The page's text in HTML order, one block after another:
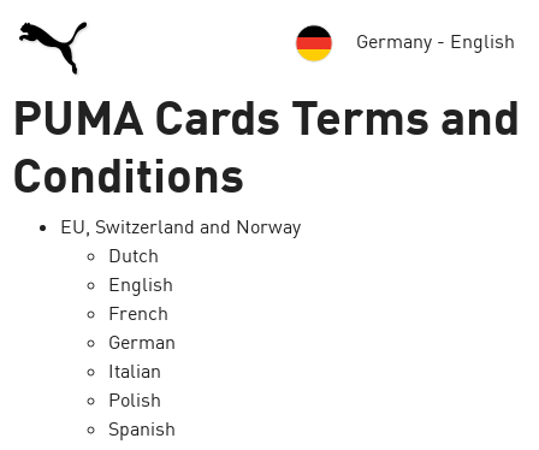
Germany - English
PUMA Cards Terms and
Conditions
EU, Switzerland and Norway
Dutch
English
French
German
Italian
Polish
Spanish